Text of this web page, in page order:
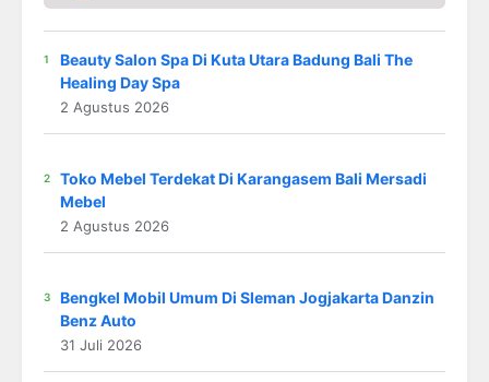
Beauty Salon Spa Di Kuta Utara Badung Bali The
Healing Day Spa
2 Agustus 2026
Toko Mebel Terdekat Di Karangasem Bali Mersadi
Mebel
2 Agustus 2026
Bengkel Mobil Umum Di Sleman Jogjakarta Danzin
Benz Auto
31 Juli 2026